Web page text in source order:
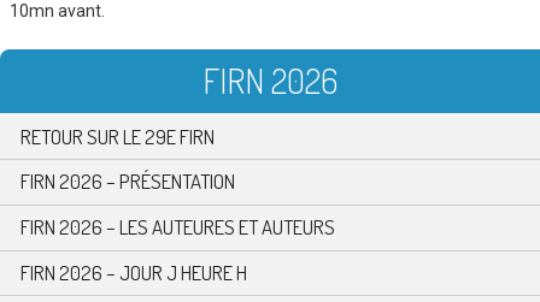
10mn avant.
FIRN 2026
RETOUR SUR LE 29E FIRN
FIRN 2026 – PRÉSENTATION
FIRN 2026 – LES AUTEURES ET AUTEURS
FIRN 2026 – JOUR J HEURE H